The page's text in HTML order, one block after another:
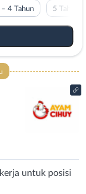
4 Tahun 5 Tahun
untuk posisi